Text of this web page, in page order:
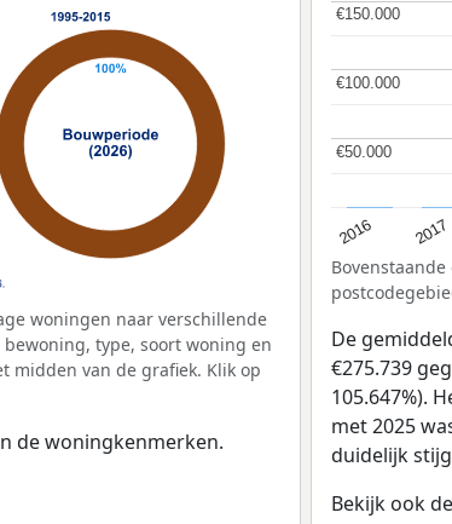
woningen naar verschillende
type, soort woning en
midden van de grafiek. Klik op
de woningkenmerken.
2016 2017
€50.000
€50.000
€100.000
€100.000
€150.000
€150.000
De
€275.739
105.647%).
met 2025
duidelijk
Bekijk ook de